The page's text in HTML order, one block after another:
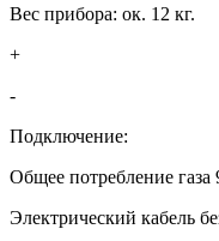
Вес прибора: ок. 12 кг.
+
-
Подключение:
Общее потребление газа
Электрический кабель